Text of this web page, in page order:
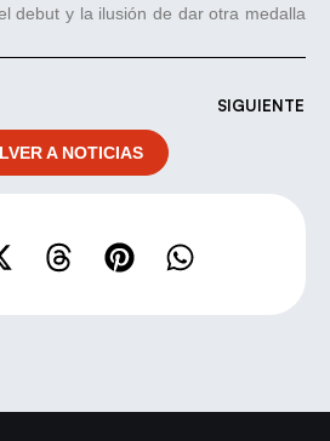
debut y la ilusión de dar otra medalla
SIGUIENTE
A NOTICIAS